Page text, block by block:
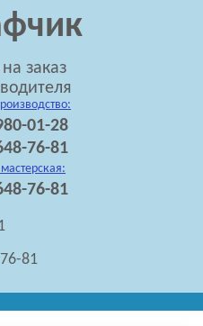
заказ
01-28
76-81
76-81
81